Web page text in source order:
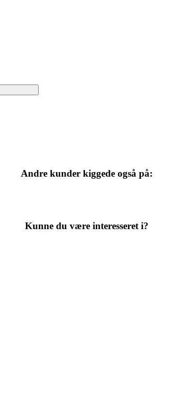
Andre kunder kiggede også på:
Kunne du være interesseret i?